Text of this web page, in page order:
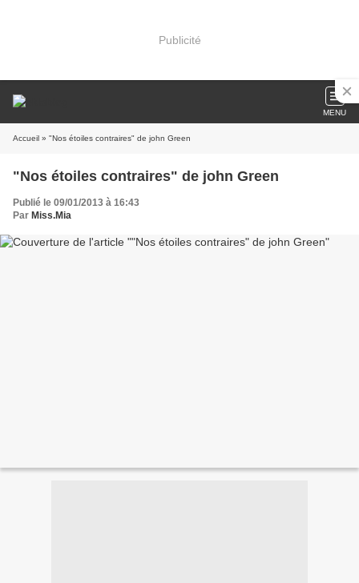
Publicité
MENU
Accueil » "Nos étoiles contraires" de john Green
"Nos étoiles contraires" de john Green
Publié le 09/01/2013 à 16:43
Par Miss.Mia